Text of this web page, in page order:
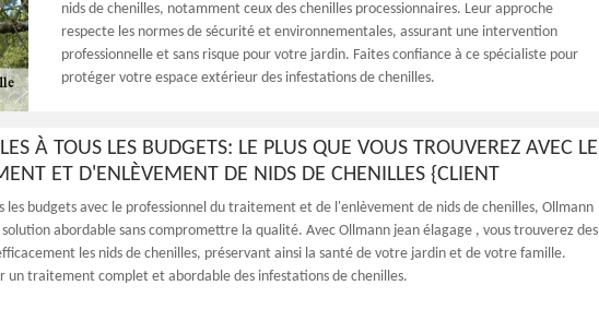
nids de chenilles, notamment ceux des chenilles processionnaires. Leur approche
respecte les normes de sécurité et environnementales, assurant une intervention
professionnelle et sans risque pour votre jardin. Faites confiance à ce spécialiste pour
protéger votre espace extérieur des infestations de chenilles.
À TOUS LES BUDGETS: LE PLUS QUE VOUS TROUVEREZ AVEC LE
ET D'ENLÈVEMENT DE NIDS DE CHENILLES {CLIENT
les budgets avec le professionnel du traitement et de l'enlèvement de nids de chenilles, Ollmann
abordable sans compromettre la qualité. Avec Ollmann jean élagage , vous trouverez des
les nids de chenilles, préservant ainsi la santé de votre jardin et de votre famille.
un traitement complet et abordable des infestations de chenilles.